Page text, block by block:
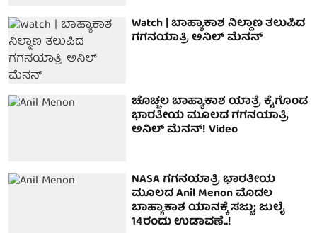
Watch | ಬಾಹ್ಯಾಕಾಶ ನಿಲ್ದಾಣ ತಲುಪಿದ
ಗಗನಯಾತ್ರಿ ಅನಿಲ್ ಮೆನನ್
ಚೊಚ್ಚಲ ಬಾಹ್ಯಾಕಾಶ ಯಾತ್ರೆ ಕೈಗೊಂಡ
ಭಾರತೀಯ ಮೂಲದ ಗಗನಯಾತ್ರಿ
ಅನಿಲ್ ಮೆನನ್! Video
NASA ಗಗನಯಾತ್ರಿ ಭಾರತೀಯ
ಮೂಲದ Anil Menon ಮೊದಲ
ಬಾಹ್ಯಾಕಾಶ ಯಾನಕ್ಕೆ ಸಜ್ಜು; ಜುಲೈ
14ರಂದು ಉಡಾವಣೆ..!